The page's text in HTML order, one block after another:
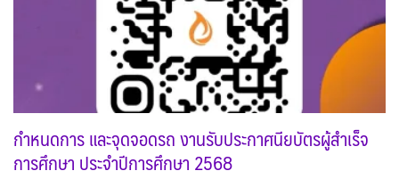
กำหนดการ และจุดจอดรถ งานรับประกาศนียบัตรผู้สำเร็จ
การศึกษา ประจำปีการศึกษา 2568